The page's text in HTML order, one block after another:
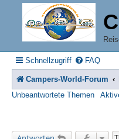
Schnellzugriff FAQ
Campers-World-Forum
Unbeantwortete Themen